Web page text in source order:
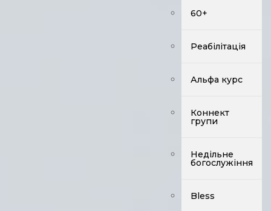
60+
Реабілітація
Альфа курс
Коннект
групи
Недільне
богослужіння
Bless